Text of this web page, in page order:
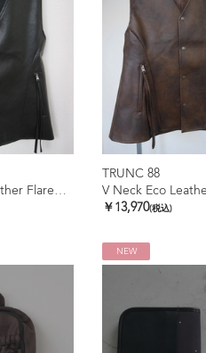
V Neck Eco Leather Flared Vest
TRUNC 88
￥13,970(税込)
NEW